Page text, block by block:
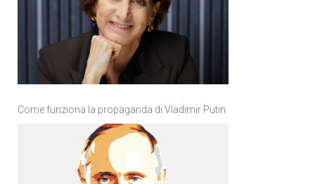
Come funziona la propaganda di Vladimir Putin